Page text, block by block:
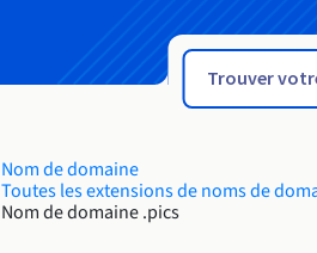
Nom de domaine
Toutes les extensions de noms de
Nom de domaine .pics